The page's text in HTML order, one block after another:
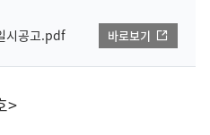
시공고.pdf
바로보기
>